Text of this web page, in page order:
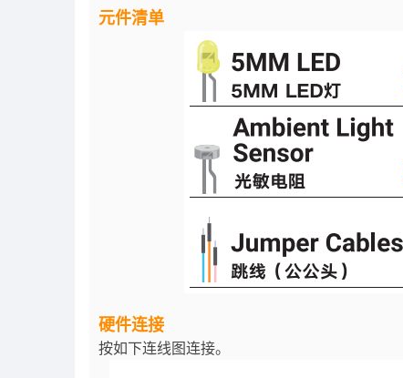
元件清单
硬件连接
按如下连线图连接。